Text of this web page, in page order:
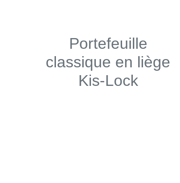
Portefeuille
classique en liège
Kis-Lock